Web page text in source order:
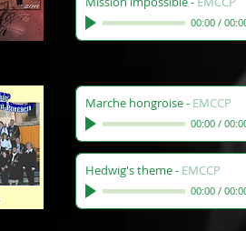
00:00 /
Marche hongroise- EMCCP
00:00 /
Hedwig's theme- EMCCP
00:00 /